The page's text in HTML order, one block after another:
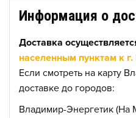
Информация о
Доставка
населенным пунктам к
Если смотреть на карту
доставке до городов:
Владимир-Энергетик (На